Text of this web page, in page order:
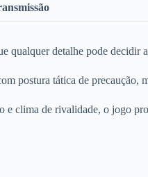
qualquer detalhe pode decidir
postura tática de precaução,
e clima de rivalidade, o jogo